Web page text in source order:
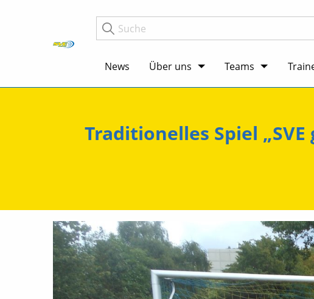
News Über uns Teams
Traditionelles Spiel